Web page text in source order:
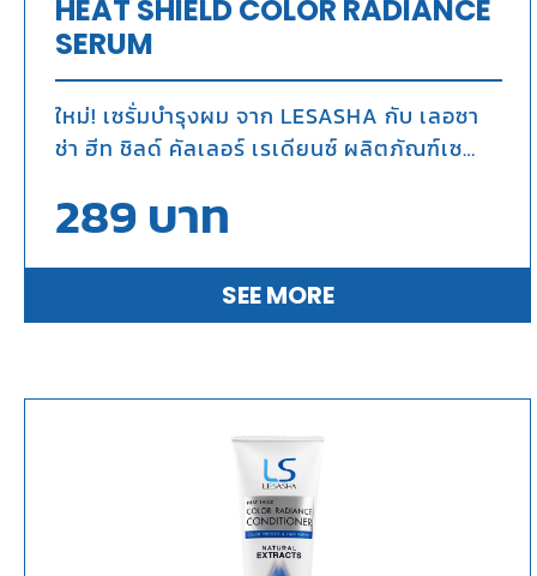
HEAT SHIELD COLOR RADIANCE
SERUM
ใหม่! เซรั่มบำรุงผม จาก LESASHA กับ เลอซา
ช่า ฮีท ชิลด์ คัลเลอร์ เรเดียนซ์ ผลิตภัณฑ์เซ
จากความร้อนและปกป้องสีผมให้ดูสดใส เปล่ง
289 บาท
SEE MORE